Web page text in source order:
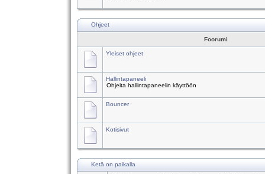
Ohjeet
Foorumi
Yleiset ohjeet
Hallintapaneeli
Ohjeita hallintapaneelin käyttöön
Bouncer
Kotisivut
Ketä on paikalla